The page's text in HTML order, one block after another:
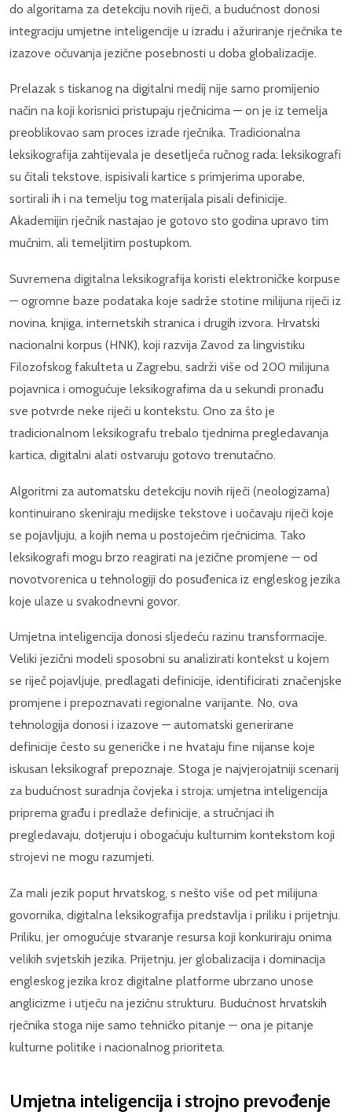
do algoritama za detekciju novih riječi, a budućnost donosi
integraciju umjetne inteligencije u izradu i ažuriranje rječnika te
izazove očuvanja jezične posebnosti u doba globalizacije.
Prelazak s tiskanog na digitalni medij nije samo promijenio
način na koji korisnici pristupaju rječnicima — on je iz temelja
preoblikovao sam proces izrade rječnika. Tradicionalna
leksikografija zahtijevala je desetljeća ručnog rada: leksikografi
su čitali tekstove, ispisivali kartice s primjerima uporabe,
sortirali ih i na temelju tog materijala pisali definicije.
Akademijin rječnik nastajao je gotovo sto godina upravo tim
mučnim, ali temeljitim postupkom.
Suvremena digitalna leksikografija koristi elektroničke korpuse
— ogromne baze podataka koje sadrže stotine milijuna riječi iz
novina, knjiga, internetskih stranica i drugih izvora. Hrvatski
nacionalni korpus (HNK), koji razvija Zavod za lingvistiku
Filozofskog fakulteta u Zagrebu, sadrži više od 200 milijuna
pojavnica i omogućuje leksikografima da u sekundi pronađu
sve potvrde neke riječi u kontekstu. Ono za što je
tradicionalnom leksikografu trebalo tjednima pregledavanja
kartica, digitalni alati ostvaruju gotovo trenutačno.
Algoritmi za automatsku detekciju novih riječi (neologizama)
kontinuirano skeniraju medijske tekstove i uočavaju riječi koje
se pojavljuju, a kojih nema u postojećim rječnicima. Tako
leksikografi mogu brzo reagirati na jezične promjene — od
novotvorenica u tehnologiji do posuđenica iz engleskog jezika
koje ulaze u svakodnevni govor.
Umjetna inteligencija donosi sljedeću razinu transformacije.
Veliki jezični modeli sposobni su analizirati kontekst u kojem
se riječ pojavljuje, predlagati definicije, identificirati značenjske
promjene i prepoznavati regionalne varijante. No, ova
tehnologija donosi i izazove — automatski generirane
definicije često su generičke i ne hvataju fine nijanse koje
iskusan leksikograf prepoznaje. Stoga je najvjerojatniji scenarij
za budućnost suradnja čovjeka i stroja: umjetna inteligencija
priprema građu i predlaže definicije, a stručnjaci ih
pregledavaju, dotjeruju i obogaćuju kulturnim kontekstom koji
strojevi ne mogu razumjeti.
Za mali jezik poput hrvatskog, s nešto više od pet milijuna
govornika, digitalna leksikografija predstavlja i priliku i prijetnju.
Priliku, jer omogućuje stvaranje resursa koji konkuriraju onima
velikih svjetskih jezika. Prijetnju, jer globalizacija i dominacija
engleskog jezika kroz digitalne platforme ubrzano unose
anglicizme i utječu na jezičnu strukturu. Budućnost hrvatskih
rječnika stoga nije samo tehničko pitanje — ona je pitanje
kulturne politike i nacionalnog prioriteta.
Umjetna inteligencija i strojno prevođenje